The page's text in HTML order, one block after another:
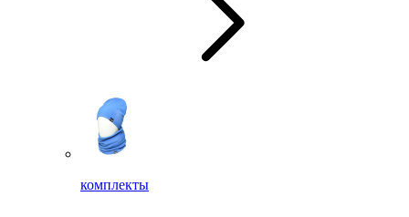
комплекты